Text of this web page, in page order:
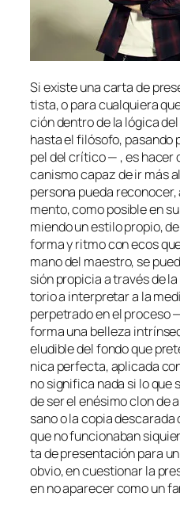
Si exis­te una car­ta de
tis­ta, o pa­ra cual­quie­ra
ción den­tro de la ló­gi­ca
has­ta el fi­ló­so­fo,
pel del crí­ti­co — , es
ca­nis­mo ca­paz de ir más
per­so­na pue­da
men­to, co­mo po­si­ble en
mien­do un es­ti­lo pro­pio,
for­ma y rit­mo con ecos
mano del maes­tro, se
sión pro­pi­cia a tra­vés de
to­rio a in­ter­pre­tar a la
per­pe­tra­do en el pro­ce­so
for­ma una be­lle­za
elu­di­ble del fon­do que
ni­ca per­fec­ta, apli­ca­da
no sig­ni­fi­ca na­da si lo que
de ser el enési­mo clon
sano o la co­pia
que no fun­cio­na­ban
ta de pre­sen­ta­ción pa­ra
ob­vio, en cues­tio­nar la
en no apa­re­cer co­mo un